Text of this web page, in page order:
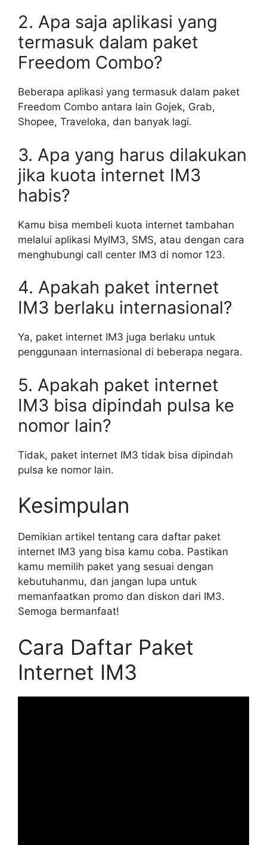
2. Apa saja aplikasi yang
termasuk dalam paket
Freedom Combo?
Beberapa aplikasi yang termasuk dalam paket
Freedom Combo antara lain Gojek, Grab,
Shopee, Traveloka, dan banyak lagi.
3. Apa yang harus dilakukan
jika kuota internet IM3
habis?
Kamu bisa membeli kuota internet tambahan
melalui aplikasi MyIM3, SMS, atau dengan cara
menghubungi call center IM3 di nomor 123.
4. Apakah paket internet
IM3 berlaku internasional?
Ya, paket internet IM3 juga berlaku untuk
penggunaan internasional di beberapa negara.
5. Apakah paket internet
IM3 bisa dipindah pulsa ke
nomor lain?
Tidak, paket internet IM3 tidak bisa dipindah
pulsa ke nomor lain.
Kesimpulan
Demikian artikel tentang cara daftar paket
internet IM3 yang bisa kamu coba. Pastikan
kamu memilih paket yang sesuai dengan
kebutuhanmu, dan jangan lupa untuk
memanfaatkan promo dan diskon dari IM3.
Semoga bermanfaat!
Cara Daftar Paket
Internet IM3